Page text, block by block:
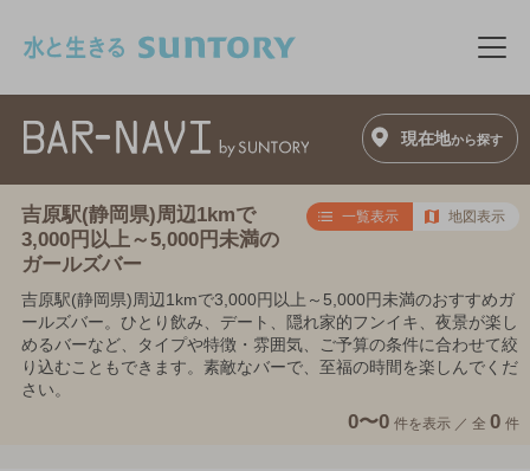
メ
現在地から探す
吉原駅(静岡県)周辺1kmで
3,000円以上～5,000円未満の
ガールズバー
一覧表示 地図表示
吉原駅(静岡県)周辺1kmで3,000円以上～5,000円未満のおすすめガ
ールズバー。ひとり飲み、デート、隠れ家的フンイキ、夜景が楽し
めるバーなど、タイプや特徴・雰囲気、ご予算の条件に合わせて絞
り込むこともできます。素敵なバーで、至福の時間を楽しんでくだ
さい。
0〜0 件を表示 ／ 全 0 件